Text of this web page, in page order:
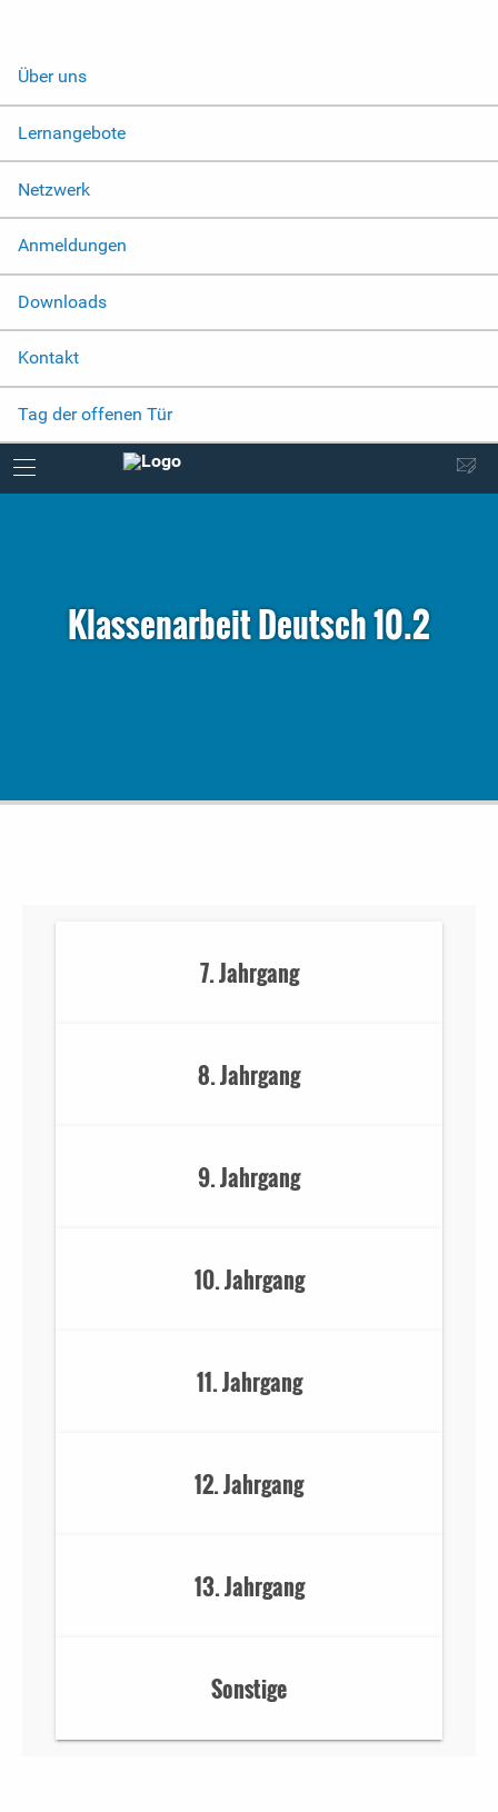
Über uns
Lernangebote
Netzwerk
Anmeldungen
Downloads
Kontakt
Tag der offenen Tür
Klassenarbeit Deutsch 10.2
7. Jahrgang
8. Jahrgang
9. Jahrgang
10. Jahrgang
11. Jahrgang
12. Jahrgang
13. Jahrgang
Sonstige